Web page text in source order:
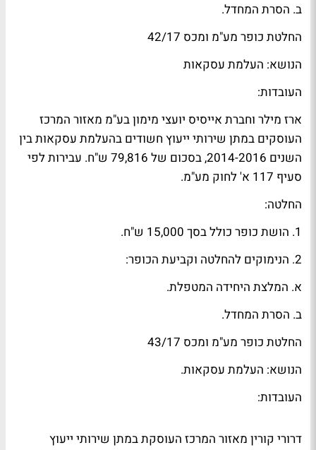
ב. הסרת המחדל.
החלטת כופר מע"מ ומכס 42/17
הנושא: העלמת עסקאות
העובדות:
ארז מילר וחברת אייסיס יועצי מימון בע"מ מאזור המרכז
העוסקים במתן שירותי ייעוץ חשודים בהעלמת עסקאות בין
השנים 2014-2016, בסכום של 79,816 ש"ח. עבירות לפי
סעיף 117 א' לחוק מע"מ.
החלטה:
1. הושת כופר כולל בסך 15,000 ש"ח.
2. הנימוקים להחלטה וקביעת הכופר:
א. המלצת היחידה המטפלת.
ב. הסרת המחדל.
החלטת כופר מע"מ ומכס 43/17
הנושא: העלמת עסקאות.
העובדות:
דרורי קורין מאזור המרכז העוסקת במתן שירותי ייעוץ